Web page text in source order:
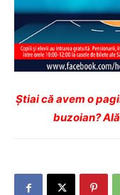
Ştiai că avem o
buzoian?